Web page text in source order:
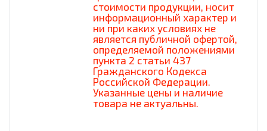
стоимости продукции, носит
информационный характер и
ни при каких условиях не
является публичной офертой,
определяемой положениями
пункта 2 статьи 437
Гражданского Кодекса
Российской Федерации.
Указанные цены и наличие
товара не актуальны.